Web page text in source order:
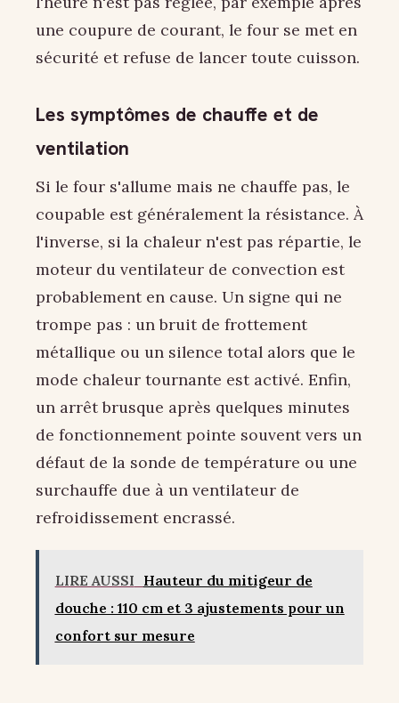
une coupure de courant, le four se met en
sécurité et refuse de lancer toute cuisson.
Les symptômes de chauffe et de
ventilation
Si le four s'allume mais ne chauffe pas, le
coupable est généralement la résistance. À
l'inverse, si la chaleur n'est pas répartie, le
moteur du ventilateur de convection est
probablement en cause. Un signe qui ne
trompe pas : un bruit de frottement
métallique ou un silence total alors que le
mode chaleur tournante est activé. Enfin,
un arrêt brusque après quelques minutes
de fonctionnement pointe souvent vers un
défaut de la sonde de température ou une
surchauffe due à un ventilateur de
refroidissement encrassé.
LIRE AUSSI Hauteur du mitigeur de
douche : 110 cm et 3 ajustements pour un
confort sur mesure